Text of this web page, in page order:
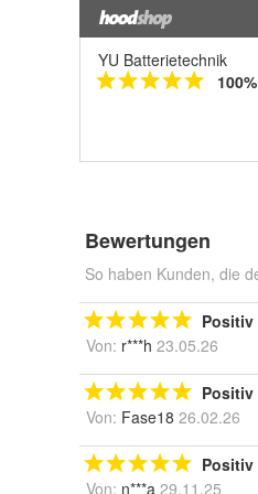
YU Batterietechnik
Bewertungen
So haben Kunden, die
Positiv
Von: r***h 23.05.26
Positiv
Von: Fase18 26.02.26
Positiv
Von: n***a 29.11.25